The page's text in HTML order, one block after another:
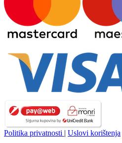
Politika privatnosti
Uslovi korištenja